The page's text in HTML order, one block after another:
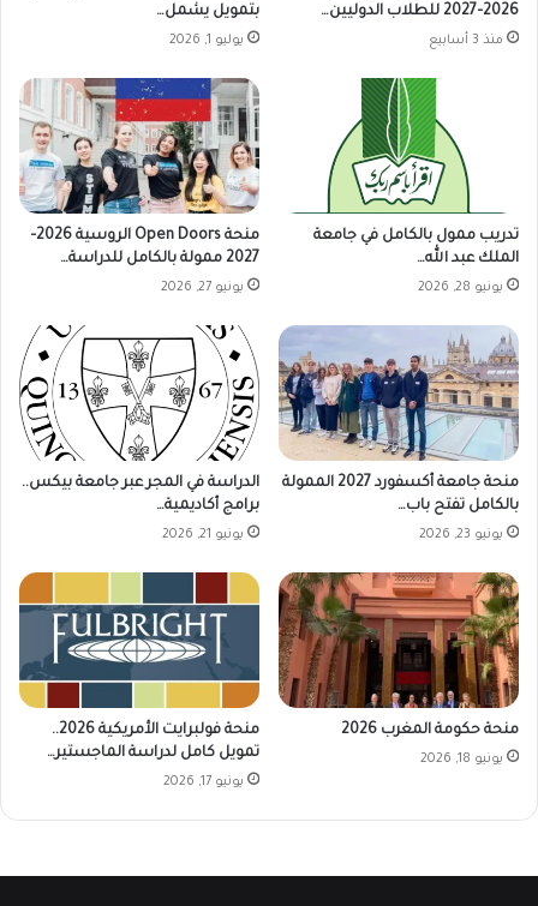
2026–2027 للطلاب الدوليين…
منذ 3 أسابيع
بتمويل يشمل…
يوليو 1, 2026
تدريب ممول بالكامل في جامعة
الملك عبد الله…
يونيو 28, 2026
منحة Open Doors الروسية 2026–
2027 ممولة بالكامل للدراسة…
يونيو 27, 2026
منحة جامعة أكسفورد 2027 الممولة
بالكامل تفتح باب…
يونيو 23, 2026
الدراسة في المجر عبر جامعة بيكس..
برامج أكاديمية…
يونيو 21, 2026
منحة حكومة المغرب 2026
يونيو 18, 2026
منحة فولبرايت الأمريكية 2026..
تمويل كامل لدراسة الماجستير…
يونيو 17, 2026